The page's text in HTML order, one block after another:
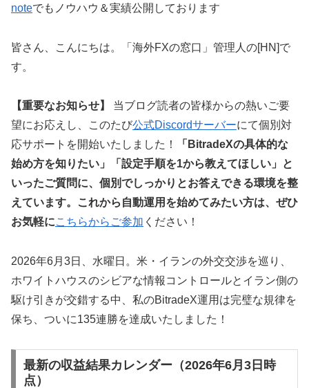
noteでもノウハウ＆実績公開しております
皆さん、こんにちは。「海外FXの窓口」管理人の[HN]で
す。
【重要なお知らせ】
当ブログ読者の皆様からの熱いご要
望にお応えし、このたび公式Discordサーバーにて個別対
応サポートを開始いたしました！
「BitradeXの具体的な
始め方を知りたい」「設定手順を1から教えてほしい」と
いったご質問に、個別でしっかりとお答えできる環境を整
えています。これから自動運用を始めてみたい方は、ぜひ
お気軽にこちらからご参加 ください！
2026年6月3日、水曜日。米・イランの外交交渉を巡り、
ホワイトハウスのシビアな情報コントロールとイラン側の
駆け引きが交錯する中、私のBitradeX運用は完璧な規律を
保ち、ついに135連勝を達成いたしました！
最新の収益結果カレンダー（2026年6月3日時
点）